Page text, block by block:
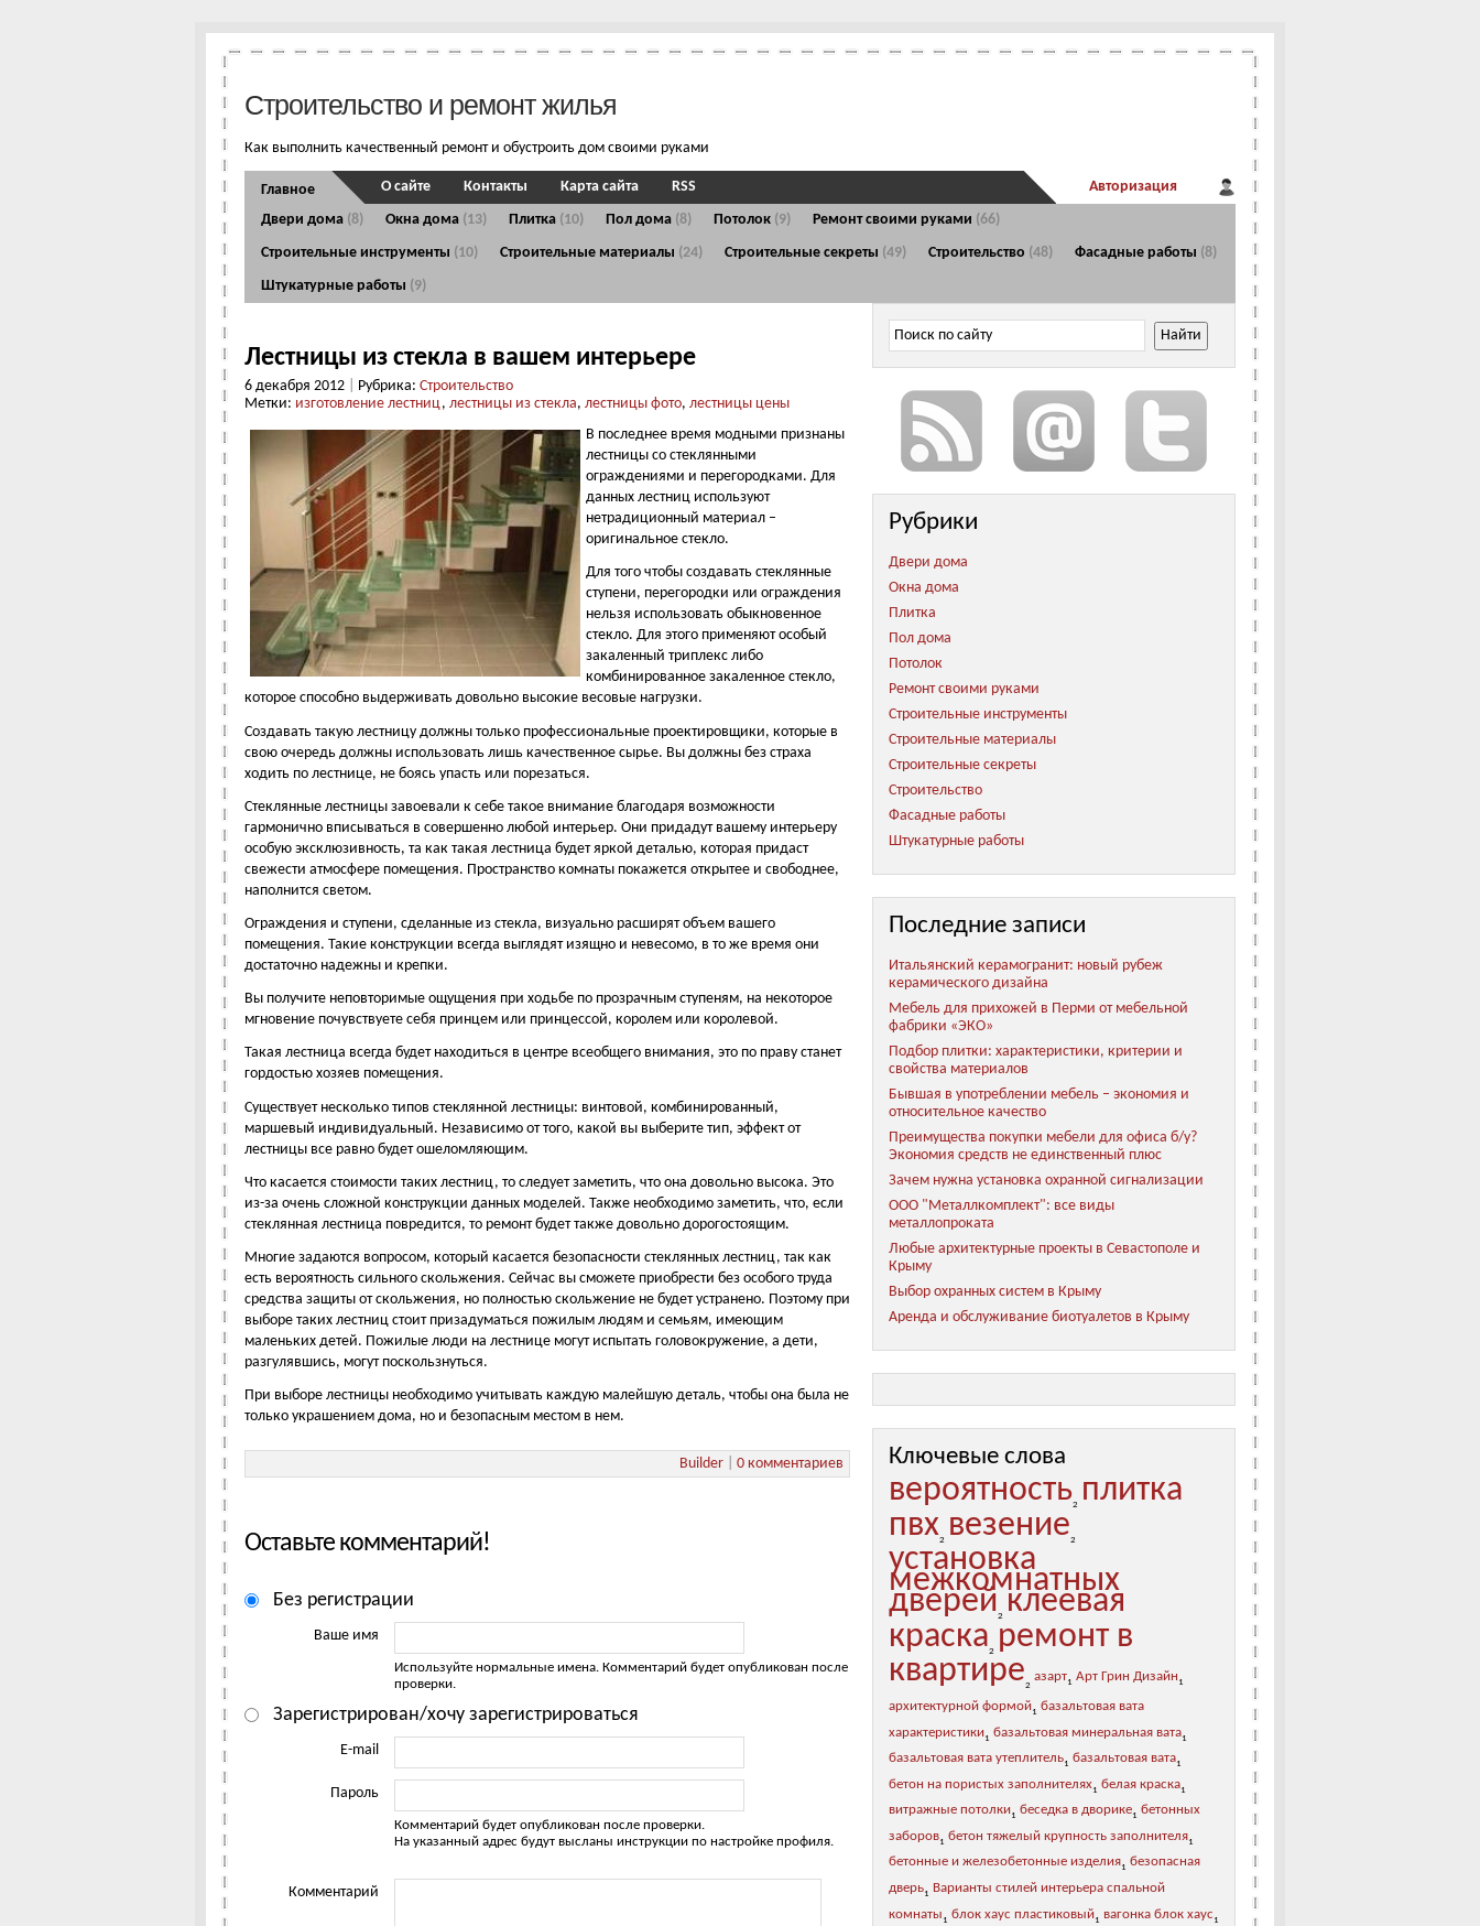
Строительство и ремонт жилья
Как выполнить качественный ремонт и обустроить дом своими руками
Главное
Двери дома (8) Окна дома (13) Плитка (10) Пол дома (8) Потолок (9) Ремонт своими руками (66)
Строительные инструменты (10) Строительные материалы (24) Строительные секреты (49) Строительство (48) Фасадные работы (8)
Штукатурные работы (9)
О сайте Контакты Карта сайта RSS
Авторизация
Лестницы из стекла в вашем интерьере
6 декабря 2012 Рубрика: Строительство
Метки: изготовление лестниц, лестницы из стекла, лестницы фото, лестницы цены
В последнее время модными признаны
лестницы со стеклянными
ограждениями и перегородками. Для
данных лестниц используют
нетрадиционный материал –
оригинальное стекло.
Для того чтобы создавать стеклянные
ступени, перегородки или ограждения
нельзя использовать обыкновенное
стекло. Для этого применяют особый
закаленный триплекс либо
комбинированное закаленное стекло,
которое способно выдерживать довольно высокие весовые нагрузки.
Создавать такую лестницу должны только профессиональные проектировщики, которые в
свою очередь должны использовать лишь качественное сырье. Вы должны без страха
ходить по лестнице, не боясь упасть или порезаться.
Стеклянные лестницы завоевали к себе такое внимание благодаря возможности
гармонично вписываться в совершенно любой интерьер. Они придадут вашему интерьеру
особую эксклюзивность, та как такая лестница будет яркой деталью, которая придаст
свежести атмосфере помещения. Пространство комнаты покажется открытее и свободнее,
наполнится светом.
Ограждения и ступени, сделанные из стекла, визуально расширят объем вашего
помещения. Такие конструкции всегда выглядят изящно и невесомо, в то же время они
достаточно надежны и крепки.
Вы получите неповторимые ощущения при ходьбе по прозрачным ступеням, на некоторое
мгновение почувствуете себя принцем или принцессой, королем или королевой.
Такая лестница всегда будет находиться в центре всеобщего внимания, это по праву станет
гордостью хозяев помещения.
Существует несколько типов стеклянной лестницы: винтовой, комбинированный,
маршевый индивидуальный. Независимо от того, какой вы выберите тип, эффект от
лестницы все равно будет ошеломляющим.
Что касается стоимости таких лестниц, то следует заметить, что она довольно высока. Это
из-за очень сложной конструкции данных моделей. Также необходимо заметить, что, если
стеклянная лестница повредится, то ремонт будет также довольно дорогостоящим.
Многие задаются вопросом, который касается безопасности стеклянных лестниц, так как
есть вероятность сильного скольжения. Сейчас вы сможете приобрести без особого труда
средства защиты от скольжения, но полностью скольжение не будет устранено. Поэтому при
выборе таких лестниц стоит призадуматься пожилым людям и семьям, имеющим
маленьких детей. Пожилые люди на лестнице могут испытать головокружение, а дети,
разгулявшись, могут поскользнуться.
При выборе лестницы необходимо учитывать каждую малейшую деталь, чтобы она была не
только украшением дома, но и безопасным местом в нем.
Builder 0 комментариев
Оставьте комментарий!
Без регистрации
Ваше имя
Используйте нормальные имена. Комментарий будет опубликован после
проверки.
Зарегистрирован/хочу зарегистрироваться
E-mail
Пароль
Комментарий будет опубликован после проверки.
На указанный адрес будут высланы инструкции по настройке профиля.
Комментарий
Рубрики
Двери дома
Окна дома
Плитка
Пол дома
Потолок
Ремонт своими руками
Строительные инструменты
Строительные материалы
Строительные секреты
Строительство
Фасадные работы
Штукатурные работы
Последние записи
Итальянский керамогранит: новый рубеж
керамического дизайна
Мебель для прихожей в Перми от мебельной
фабрики «ЭКО»
Подбор плитки: характеристики, критерии и
свойства материалов
Бывшая в употреблении мебель – экономия и
относительное качество
Преимущества покупки мебели для офиса б/у?
Экономия средств не единственный плюс
Зачем нужна установка охранной сигнализации
ООО "Металлкомплект": все виды
металлопроката
Любые архитектурные проекты в Севастополе и
Крыму
Выбор охранных систем в Крыму
Аренда и обслуживание биотуалетов в Крыму
Ключевые слова
вероятность2 плитка
пвх2 везение2
установка
межкомнатных
дверей2 клеевая
краска2 ремонт в
квартире2
азарт1 Арт Грин Дизайн 1
архитектурной формой1 базальтовая вата
характеристики1 базальтовая минеральная вата1
базальтовая вата утеплитель1 базальтовая вата1
бетон на пористых заполнителях1 белая краска1
витражные потолки1 беседка в дворике1 бетонных
заборов1 бетон тяжелый крупность заполнителя1
бетонные и железобетонные изделия1 безопасная
дверь1
Варианты стилей интерьера спальной
комнаты 1 блок хаус пластиковый1 вагонка блок хаус 1